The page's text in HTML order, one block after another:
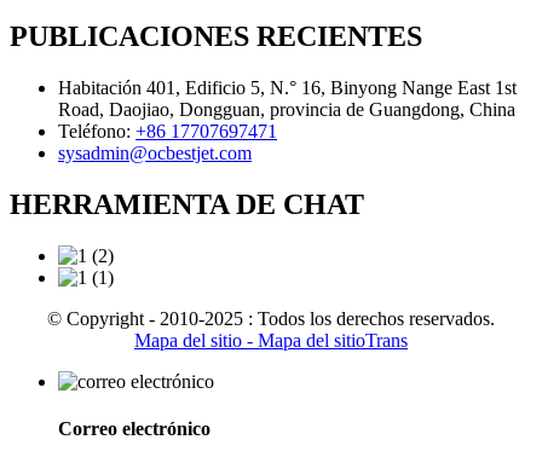
PUBLICACIONES RECIENTES
Habitación 401, Edificio 5, N.° 16, Binyong Nange East 1st
Road, Daojiao, Dongguan, provincia de Guangdong, China
Teléfono: +86 17707697471
sysadmin@ocbestjet.com
HERRAMIENTA DE CHAT
© Copyright - 2010-2025 : Todos los derechos reservados.
Mapa del sitio - Mapa del sitioTrans
Correo electrónico